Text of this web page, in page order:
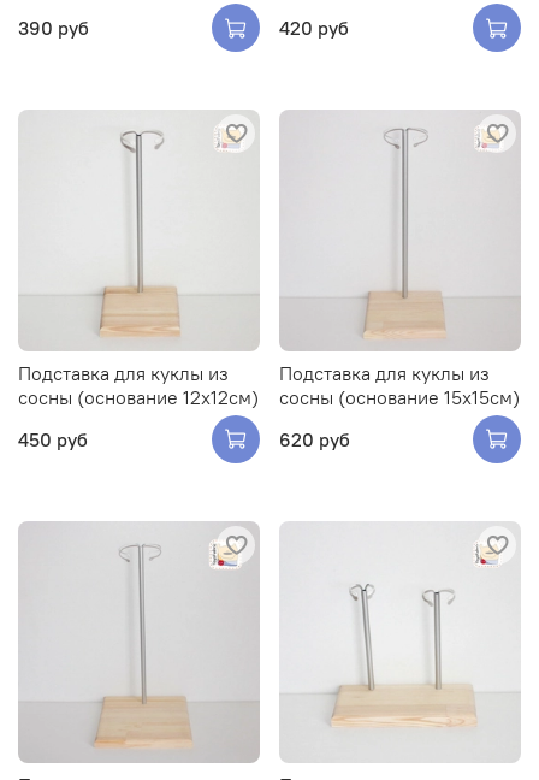
390 руб
420 руб
Подставка для куклы из
сосны (основание 12х12см)
450 руб
Подставка для куклы из
сосны (основание 15х15см)
620 руб